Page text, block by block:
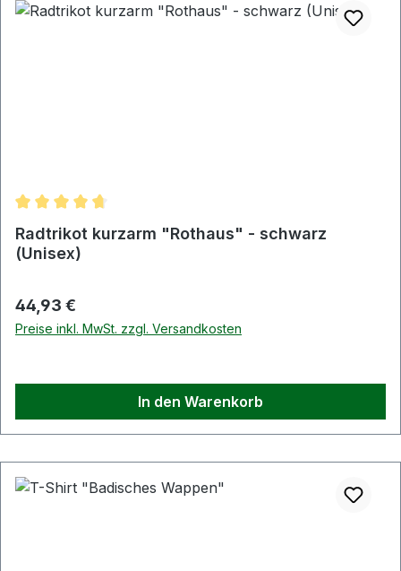
Durchschnittliche Bewertung von 4.83 von 5 Sternen
Radtrikot kurzarm "Rothaus" - schwarz
(Unisex)
Regulärer Preis:
44,93 €
Preise inkl. MwSt. zzgl. Versandkosten
In den Warenkorb